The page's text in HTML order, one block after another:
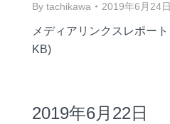
By tachikawa 2019年6月24日
メディアリンクスレポー
KB)
2019年6月22日